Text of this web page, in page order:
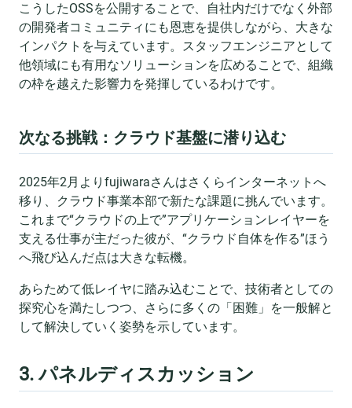
こうしたOSSを公開することで、自社内だけでなく外部
の開発者コミュニティにも恩恵を提供しながら、大きな
インパクトを与えています。スタッフエンジニアとして
他領域にも有用なソリューションを広めることで、組織
の枠を越えた影響力を発揮しているわけです。
次なる挑戦：クラウド基盤に潜り込む
2025年2月よりfujiwaraさんはさくらインターネットへ
移り、クラウド事業本部で新たな課題に挑んでいます。
これまで“クラウドの上で”アプリケーションレイヤーを
支える仕事が主だった彼が、“クラウド自体を作る”ほう
へ飛び込んだ点は大きな転機。
あらためて低レイヤに踏み込むことで、技術者としての
探究心を満たしつつ、さらに多くの「困難」を一般解と
して解決していく姿勢を示しています。
3. パネルディスカッション